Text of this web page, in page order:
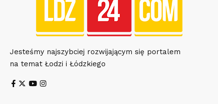
Jesteśmy najszybciej rozwijającym się portalem
na temat Łodzi i Łódzkiego